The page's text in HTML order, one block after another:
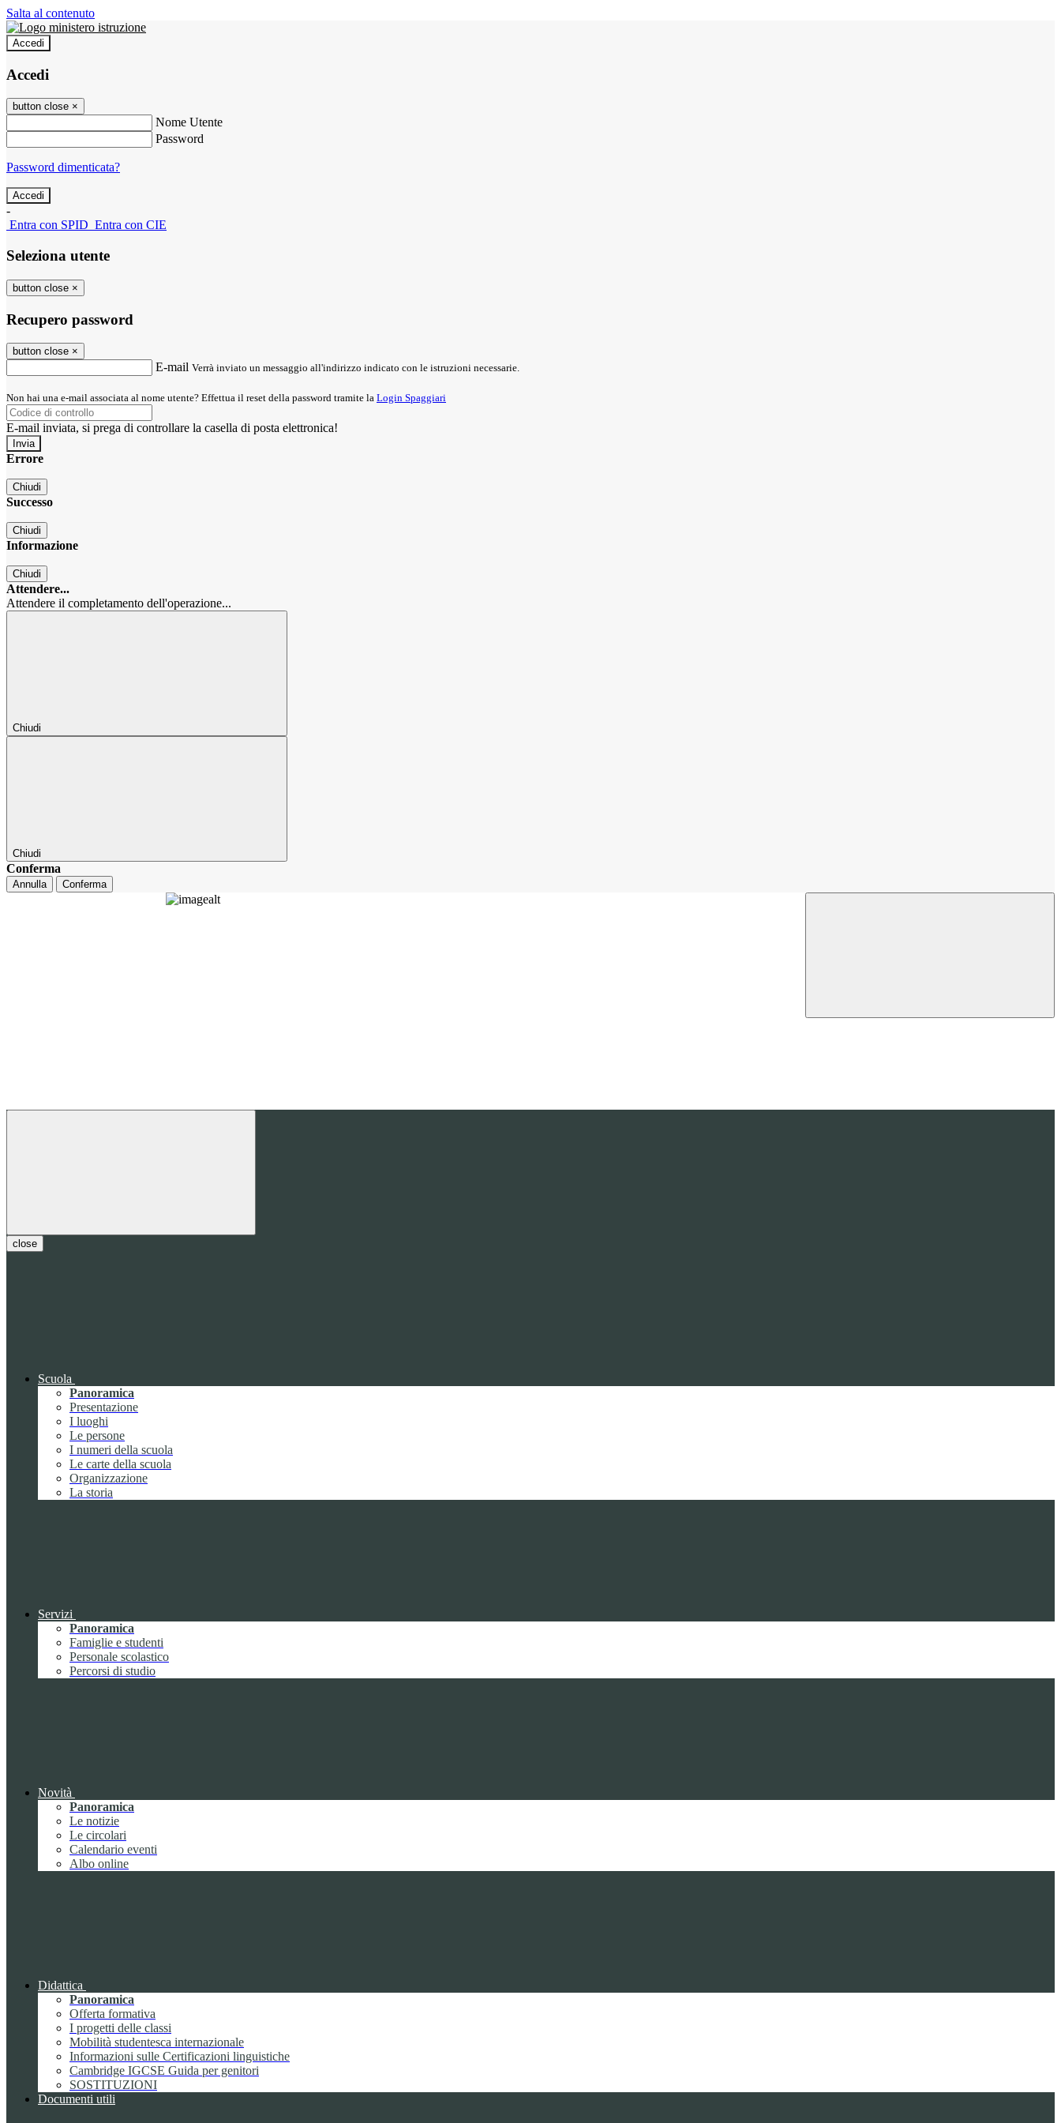
Salta al contenuto
Accedi
Accedi
button close ×
Nome Utente
Password
Password dimenticata?
-
Entra con SPID Entra con CIE
Seleziona utente
button close ×
Recupero password
button close ×
E-mail Verrà inviato un messaggio all'indirizzo indicato con le istruzioni necessarie.
Non hai una e-mail associata al nome utente? Effettua il reset della password tramite la Login Spaggiari
E-mail inviata, si prega di controllare la casella di posta elettronica!
Errore
Chiudi
Successo
Chiudi
Informazione
Chiudi
Attendere...
Attendere il completamento dell'operazione...
Chiudi
Chiudi
Conferma
Annulla Conferma
close
Scuola
Panoramica
Presentazione
I luoghi
Le persone
I numeri della scuola
Le carte della scuola
Organizzazione
La storia
Servizi
Panoramica
Famiglie e studenti
Personale scolastico
Percorsi di studio
Novità
Panoramica
Le notizie
Le circolari
Calendario eventi
Albo online
Didattica
Panoramica
Offerta formativa
I progetti delle classi
Mobilità studentesca internazionale
Informazioni sulle Certificazioni linguistiche
Cambridge IGCSE Guida per genitori
SOSTITUZIONI
Documenti utili